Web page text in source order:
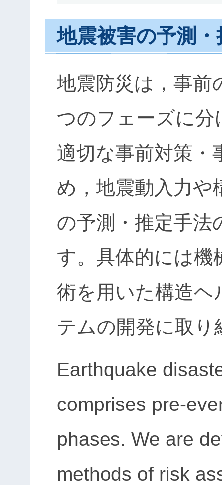
地震被害の予測・
地震防災は，事前
つのフェーズに
適切な事前対策・
め，地震動入力や
の予測・推定手法
す。具体的には機
術を用いた構造
テムの開発に取り
Earthquake
comprises pre-
phases. We are
methods of risk